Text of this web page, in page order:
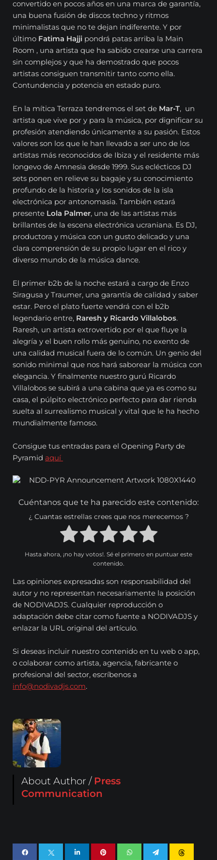
convertido en pocos años en una marca de garantía,
una buena fusión de discos techno y ritmos
minimalistas que no te dejan indiferente. Y por
último Fatima Hajji pondrá patas arriba la Main
Room , una artista que ha sabido crearse una carrera
sin complejos y que ha demostrado que pocos
artistas consiguen transmitir tanto como ella.
Contundencia y potencia en estado puro.
En la mítica Terraza tendremos el set de Mar-T, un
artista que vive por y para la música, por dignificar su
profesión atendiendo únicamente a su pasión. Estos
valores son los que le han llevado a ser uno de los
artistas más reconocidos de Ibiza y el residente más
longevo de Amnesia desde 1999. Sus eclécticos DJ
sets ponen en relieve su bagaje y su conocimiento
profundo de la historia y los sonidos de la isla
electrónica por antonomasia. También estará
presente Lola Palmer, una de las artistas más
brillantes de la escena electrónica ucraniana. Es DJ,
productora y música con un gusto delicado y una
clara comprensión de su propio lugar en el rico y
diverso mundo de la música dance.
El primer b2b de la noche estará a cargo de Enzo
Siragusa y Traumer, una garantía de calidad y saber
estar. Pero el plato fuerte vendrá con el b2b
legendario entre, Raresh y Ricardo Villalobos.
Raresh, un artista extrovertido por el que fluye la
alegría y el buen rollo más genuino, no exento de
una calidad musical fuera de lo común. Un genio del
sonido minimal que nos hará saborear la música con
elegancia. Y finalmente nuestro gurú Ricardo
Villalobos se subirá a una cabina que ya es como su
casa, el púlpito electrónico perfecto para dar rienda
suelta al surrealismo musical y vital que le ha hecho
mundialmente famoso.
Consigue tus entradas para el Opening Party de
Pyramidaquí
Cuéntanos que te ha parecido este contenido:
¿ Cuantas estrellas crees que nos merecemos ?
Hasta ahora, ¡no hay votos!. Sé el primero en puntuar este
contenido.
Las opiniones expresadas son responsabilidad del
autor y no representan necesariamente la posición
de NODIVADJS. Cualquier reproducción o
adaptación debe citar como fuente a NODIVADJS y
enlazar la URL original del artículo.
Si deseas incluir nuestro contenido en tu web o app,
o colaborar como artista, agencia, fabricante o
profesional del sector, escríbenos a
info@nodivadjs.com.
About Author / Press
Communication